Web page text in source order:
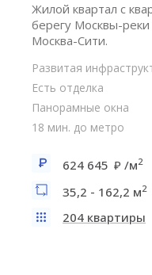
Жилой квартал с
берегу Москвы-реки
Москва-Сити.
Развитая
Есть отделка
Панорамные окна
18 мин. до метро
624 645 /м2
35,2 - 162,2 м2
204 квартиры